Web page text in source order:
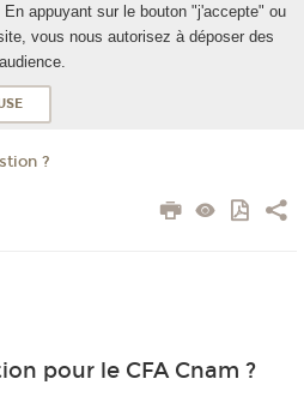
appuyant sur le bouton "j'accepte" ou
vous nous autorisez à déposer des
?
pour le CFA Cnam ?